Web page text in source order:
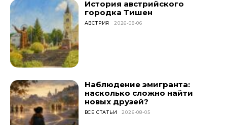
История австрийского
городка Тишен
АВСТРИЯ 2026-08-06
Наблюдение эмигранта:
насколько сложно найти
новых друзей?
ВСЕ СТАТЬИ 2026-08-05